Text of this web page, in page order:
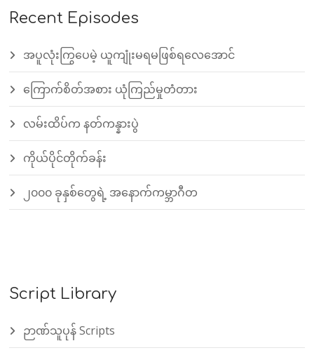
Recent Episodes
အပူလုံးကြွပေမဲ့ ယူကျုံးမရမဖြစ်ရလေအောင်
ကြောက်စိတ်အစား ယုံကြည်မှုတံတား
လမ်းထိပ်က နတ်ကန္နားပွဲ
ကိုယ်ပိုင်တိုက်ခန်း
၂၀၀၀ ခုနှစ်တွေရဲ့ အနောက်ကမ္ဘာဂီတ
Script Library
ဉာဏ်သူပုန် Scripts